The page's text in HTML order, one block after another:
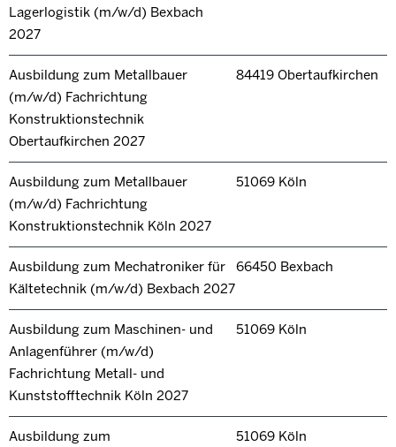
Lagerlogistik (m/w/d) Bexbach
2027
Ausbildung zum Metallbauer
(m/w/d) Fachrichtung
Konstruktionstechnik
Obertaufkirchen 2027
84419 Obertaufkirchen
Ausbildung zum Metallbauer
(m/w/d) Fachrichtung
Konstruktionstechnik Köln 2027
51069 Köln
Ausbildung zum Mechatroniker für
Kältetechnik (m/w/d) Bexbach 2027
66450 Bexbach
Ausbildung zum Maschinen- und
Anlagenführer (m/w/d)
Fachrichtung Metall- und
Kunststofftechnik Köln 2027
51069 Köln
Ausbildung zum
51069 Köln